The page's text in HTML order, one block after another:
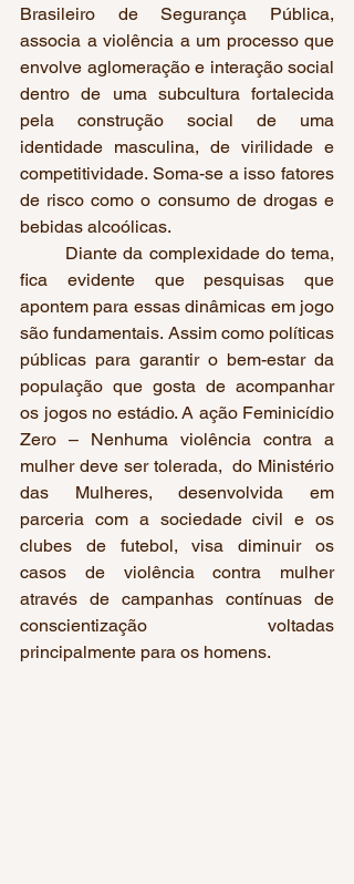
Brasileiro de Segurança Pública,
associa a violência a um processo que
envolve aglomeração e interação social
dentro de uma subcultura fortalecida
pela construção social de uma
identidade masculina, de virilidade e
competitividade. Soma-se a isso fatores
de risco como o consumo de drogas e
bebidas alcoólicas.
fica evidente que pesquisas que
apontem para essas dinâmicas em jogo
são fundamentais. Assim como políticas
públicas para garantir o bem-estar da
população que gosta de acompanhar
os jogos no estádio. A ação Feminicídio
Zero – Nenhuma violência contra a
mulher deve ser tolerada,  do Ministério
das Mulheres, desenvolvida em
parceria com a sociedade civil e os
clubes de futebol, visa diminuir os
casos de violência contra mulher
através de campanhas contínuas de
conscientização voltadas
principalmente para os homens.